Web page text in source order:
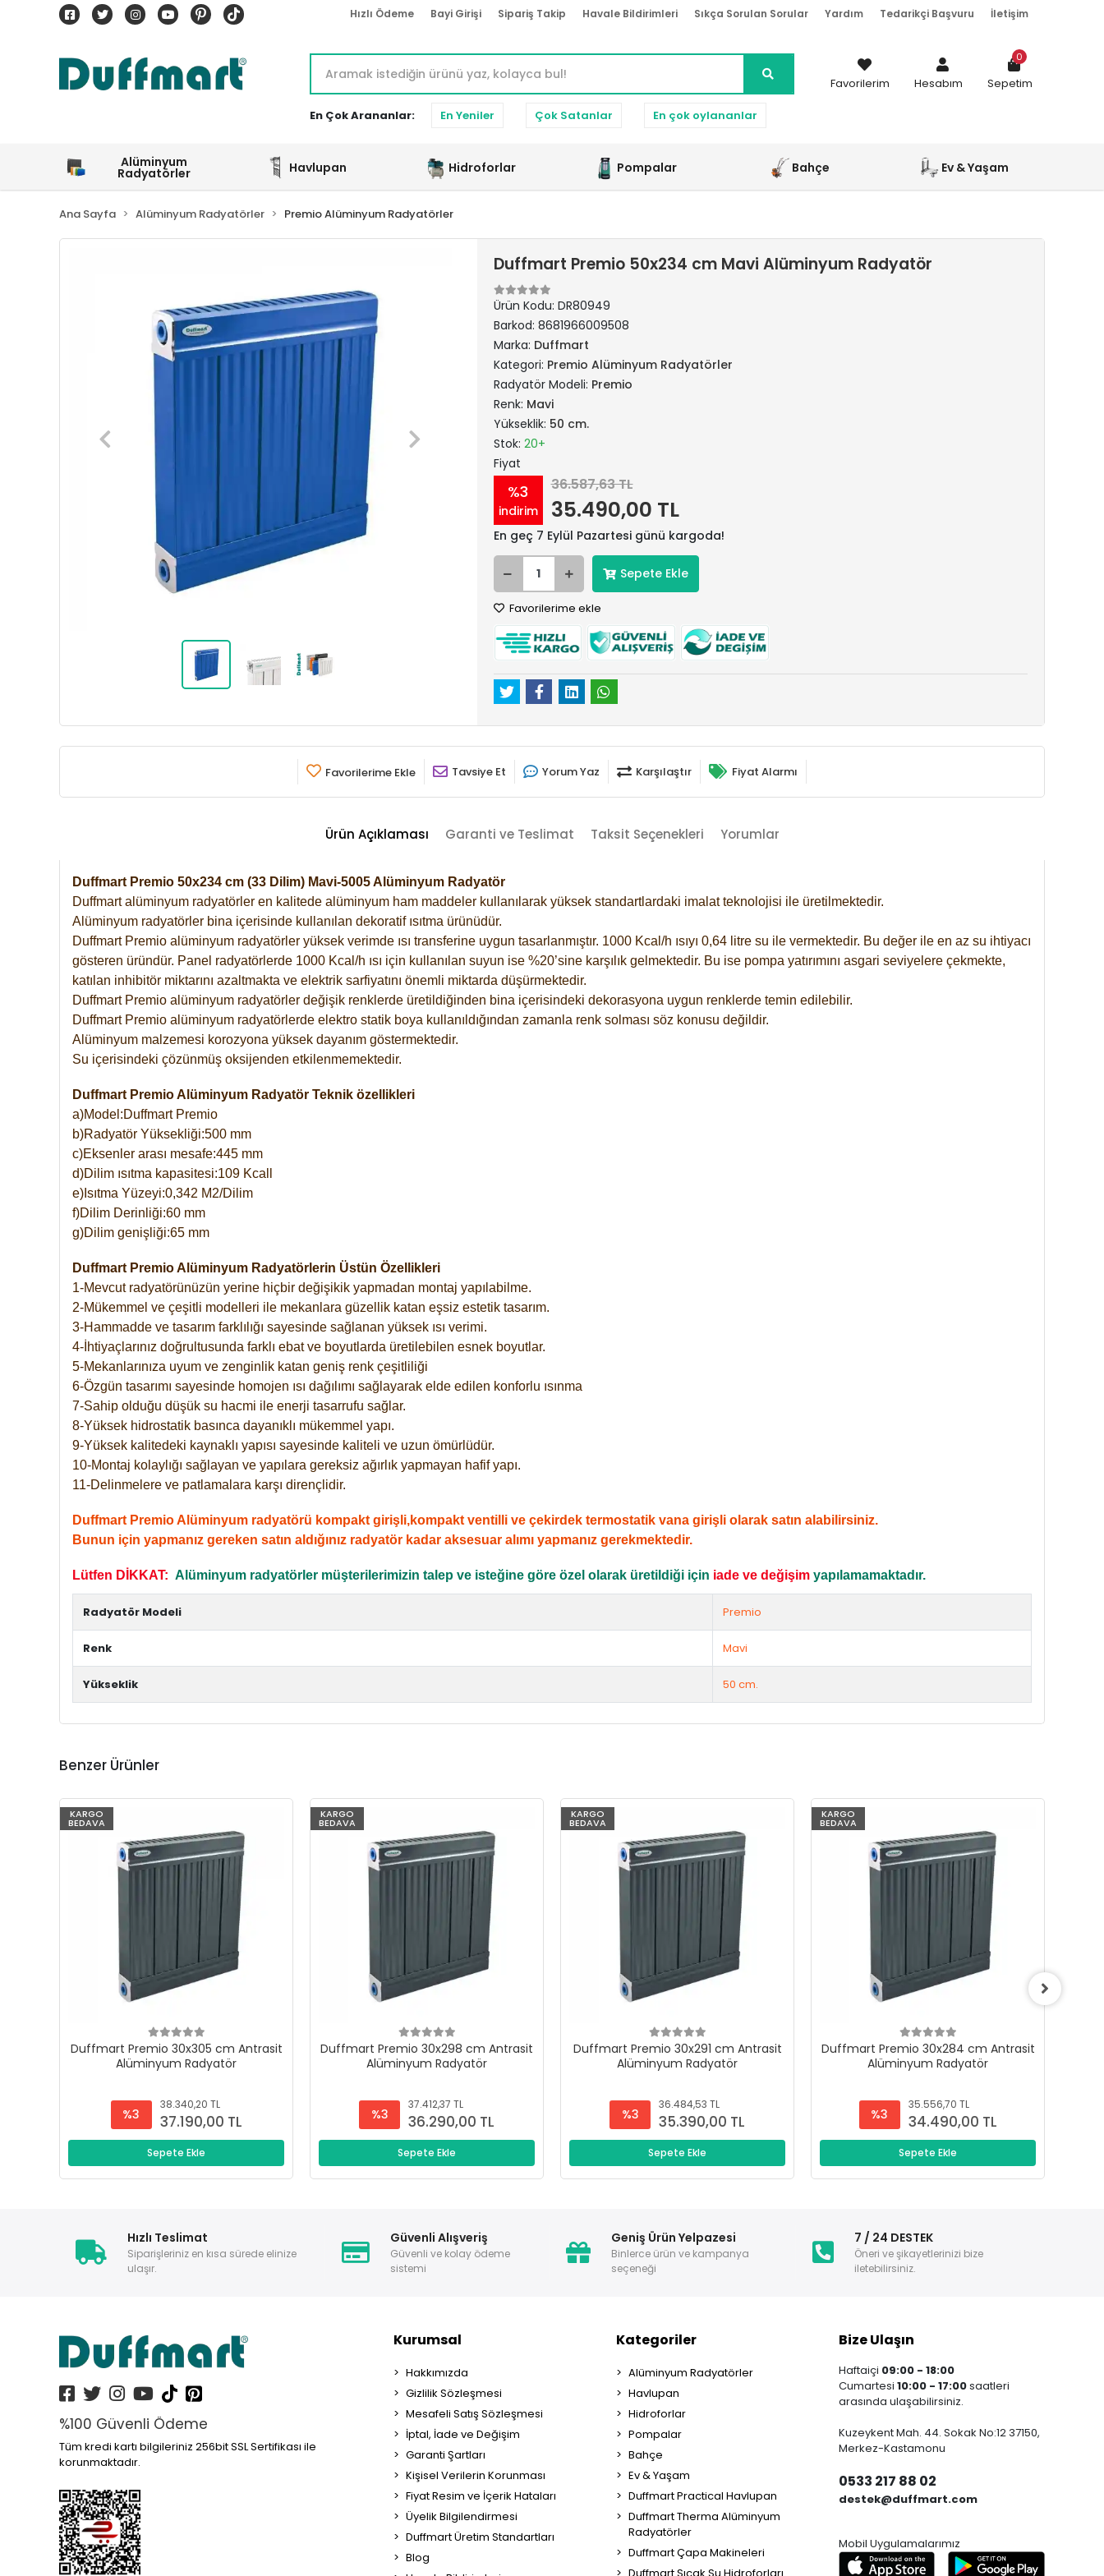
Hızlı Ödeme Bayi Girişi Sipariş Takip Havale Bildirimleri Sıkça Sorulan Sorular Yardım Tedarikçi Başvuru İletişim
En Çok Arananlar: En Yeniler Çok Satanlar En çok oylananlar
Favorilerim Hesabım Sepetim
0
Alüminyum
Radyatörler Havlupan Hidroforlar Pompalar Bahçe Ev & Yaşam
Ana Sayfa Alüminyum Radyatörler Premio Alüminyum Radyatörler
Duffmart Premio 50x234 cm Mavi Alüminyum Radyatör
Ürün Kodu: DR80949
Barkod: 8681966009508
Marka: Duffmart
Kategori: Premio Alüminyum Radyatörler
Radyatör Modeli: Premio
Renk: Mavi
Yükseklik: 50 cm.
Stok: 20+
Fiyat
%3
indirim
36.587,63 TL
35.490,00 TL
En geç 7 Eylül Pazartesi günü kargoda!
Sepete Ekle
Favorilerime ekle
Favorilerime Ekle Tavsiye Et Yorum Yaz Karşılaştır Fiyat Alarmı
Ürün Açıklaması Garanti ve Teslimat Taksit Seçenekleri Yorumlar
Duffmart Premio 50x234 cm (33 Dilim) Mavi-5005 Alüminyum Radyatör
Duffmart alüminyum radyatörler en kalitede alüminyum ham maddeler kullanılarak yüksek standartlardaki imalat teknolojisi ile üretilmektedir.
Alüminyum radyatörler bina içerisinde kullanılan dekoratif ısıtma ürünüdür.
Duffmart Premio alüminyum radyatörler yüksek verimde ısı transferine uygun tasarlanmıştır. 1000 Kcal/h ısıyı 0,64 litre su ile vermektedir. Bu değer ile en az su ihtiyacı
gösteren üründür. Panel radyatörlerde 1000 Kcal/h ısı için kullanılan suyun ise %20’sine karşılık gelmektedir. Bu ise pompa yatırımını asgari seviyelere çekmekte,
katılan inhibitör miktarını azaltmakta ve elektrik sarfiyatını önemli miktarda düşürmektedir.
Duffmart Premio alüminyum radyatörler değişik renklerde üretildiğinden bina içerisindeki dekorasyona uygun renklerde temin edilebilir.
Duffmart Premio alüminyum radyatörlerde elektro statik boya kullanıldığından zamanla renk solması söz konusu değildir.
Alüminyum malzemesi korozyona yüksek dayanım göstermektedir.
Su içerisindeki çözünmüş oksijenden etkilenmemektedir.
Duffmart Premio Alüminyum Radyatör Teknik özellikleri
a)Model:Duffmart Premio
b)Radyatör Yüksekliği:500 mm
c)Eksenler arası mesafe:445 mm
d)Dilim ısıtma kapasitesi:109 Kcall
e)Isıtma Yüzeyi:0,342 M2/Dilim
f)Dilim Derinliği:60 mm
g)Dilim genişliği:65 mm
Duffmart Premio Alüminyum Radyatörlerin Üstün Özellikleri
1-Mevcut radyatörünüzün yerine hiçbir değişikik yapmadan montaj yapılabilme.
2-Mükemmel ve çeşitli modelleri ile mekanlara güzellik katan eşsiz estetik tasarım.
3-Hammadde ve tasarım farklılığı sayesinde sağlanan yüksek ısı verimi.
4-İhtiyaçlarınız doğrultusunda farklı ebat ve boyutlarda üretilebilen esnek boyutlar.
5-Mekanlarınıza uyum ve zenginlik katan geniş renk çeşitliliği
6-Özgün tasarımı sayesinde homojen ısı dağılımı sağlayarak elde edilen konforlu ısınma
7-Sahip olduğu düşük su hacmi ile enerji tasarrufu sağlar.
8-Yüksek hidrostatik basınca dayanıklı mükemmel yapı.
9-Yüksek kalitedeki kaynaklı yapısı sayesinde kaliteli ve uzun ömürlüdür.
10-Montaj kolaylığı sağlayan ve yapılara gereksiz ağırlık yapmayan hafif yapı.
11-Delinmelere ve patlamalara karşı dirençlidir.
Duffmart Premio Alüminyum radyatörü kompakt girişli,kompakt ventilli ve çekirdek termostatik vana girişli olarak satın alabilirsiniz.
Bunun için yapmanız gereken satın aldığınız radyatör kadar aksesuar alımı yapmanız gerekmektedir.
Lütfen DİKKAT: Alüminyum radyatörler müşterilerimizin talep ve isteğine göre özel olarak üretildiği için iade ve değişim yapılamamaktadır.
Radyatör Modeli Premio
Renk Mavi
Yükseklik 50 cm.
Benzer Ürünler
KARGO
BEDAVA
Duffmart Premio 30x305 cm Antrasit
Alüminyum Radyatör
%3
38.340,20 TL
37.190,00 TL
Sepete Ekle
KARGO
BEDAVA
Duffmart Premio 30x298 cm Antrasit
Alüminyum Radyatör
%3
37.412,37 TL
36.290,00 TL
Sepete Ekle
KARGO
BEDAVA
Duffmart Premio 30x291 cm Antrasit
Alüminyum Radyatör
%3
36.484,53 TL
35.390,00 TL
Sepete Ekle
KARGO
BEDAVA
Duffmart Premio 30x284 cm Antrasit
Alüminyum Radyatör
%3
35.556,70 TL
34.490,00 TL
Sepete Ekle
Hızlı Teslimat
Siparişleriniz en kısa sürede elinize
ulaşır.
Güvenli Alışveriş
Güvenli ve kolay ödeme
sistemi
Geniş Ürün Yelpazesi
Binlerce ürün ve kampanya
seçeneği
7 / 24 DESTEK
Öneri ve şikayetlerinizi bize
iletebilirsiniz.
%100 Güvenli Ödeme
Tüm kredi kartı bilgileriniz 256bit SSL Sertifikası ile
korunmaktadır.
Kurumsal
Hakkımızda
Gizlilik Sözleşmesi
Mesafeli Satış Sözleşmesi
İptal, İade ve Değişim
Garanti Şartları
Kişisel Verilerin Korunması
Fiyat Resim ve İçerik Hataları
Üyelik Bilgilendirmesi
Duffmart Üretim Standartları
Blog
Kategoriler
Alüminyum Radyatörler
Havlupan
Hidroforlar
Pompalar
Bahçe
Ev & Yaşam
Duffmart Practical Havlupan
Duffmart Therma Alüminyum
Radyatörler
Duffmart Çapa Makineleri
Bize Ulaşın
Haftaiçi 09:00 - 18:00
Cumartesi 10:00 - 17:00saatleri
arasında ulaşabilirsiniz.
Kuzeykent Mah. 44. Sokak No:12 37150,
Merkez-Kastamonu
0533 217 88 02
destek@duffmart.com
Mobil Uygulamalarımız